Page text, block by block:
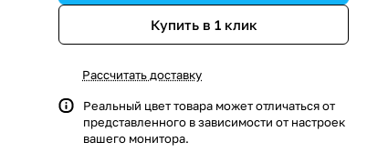
Купить в 1 клик
Рассчитать доставку
Реальный цвет товара может отличаться от
представленного в зависимости от настроек
вашего монитора.